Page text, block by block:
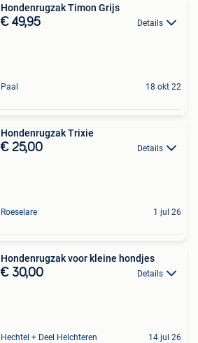
Hondenrugzak Timon Grijs
€ 49,95 Details
Paal 18 okt 22
Hondenrugzak Trixie
€ 25,00 Details
Roeselare 1 jul 26
Hondenrugzak voor kleine hondjes
€ 30,00 Details
Hechtel + Deel Helchteren 14 jul 26